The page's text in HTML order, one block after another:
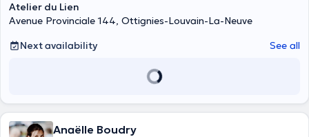
Atelier du Lien
Avenue Provinciale 144, Ottignies-Louvain-La-Neuve
Next availability
See all
Anaëlle Boudry